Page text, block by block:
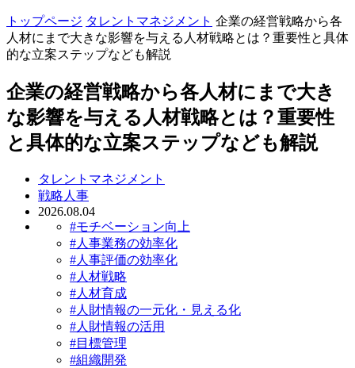
トップページ タレントマネジメント 企業の経営戦略から各
人材にまで大きな影響を与える人材戦略とは？重要性と具体
的な立案ステップなども解説
企業の経営戦略から各人材にまで大き
な影響を与える人材戦略とは？重要性
と具体的な立案ステップなども解説
タレントマネジメント
戦略人事
2026.08.04
#モチベーション向上
#人事業務の効率化
#人事評価の効率化
#人材戦略
#人材育成
#人財情報の一元化・見える化
#人財情報の活用
#目標管理
#組織開発